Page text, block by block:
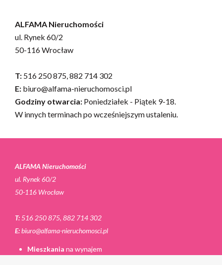
ALFAMA Nieruchomości
ul. Rynek 60/2
50-116 Wrocław
T: 516 250 875, 882 714 302
E: biuro@alfama-nieruchomosci.pl
Godziny otwarcia: Poniedziałek - Piątek 9-18.
W innych terminach po wcześniejszym ustaleniu.
ALFAMA Nieruchomości
ul. Rynek 60/2
50-116 Wrocław
T: 516 250 875, 882 714 302
E:biuro@alfama-nieruchomosci.pl
Mieszkania na wynajem